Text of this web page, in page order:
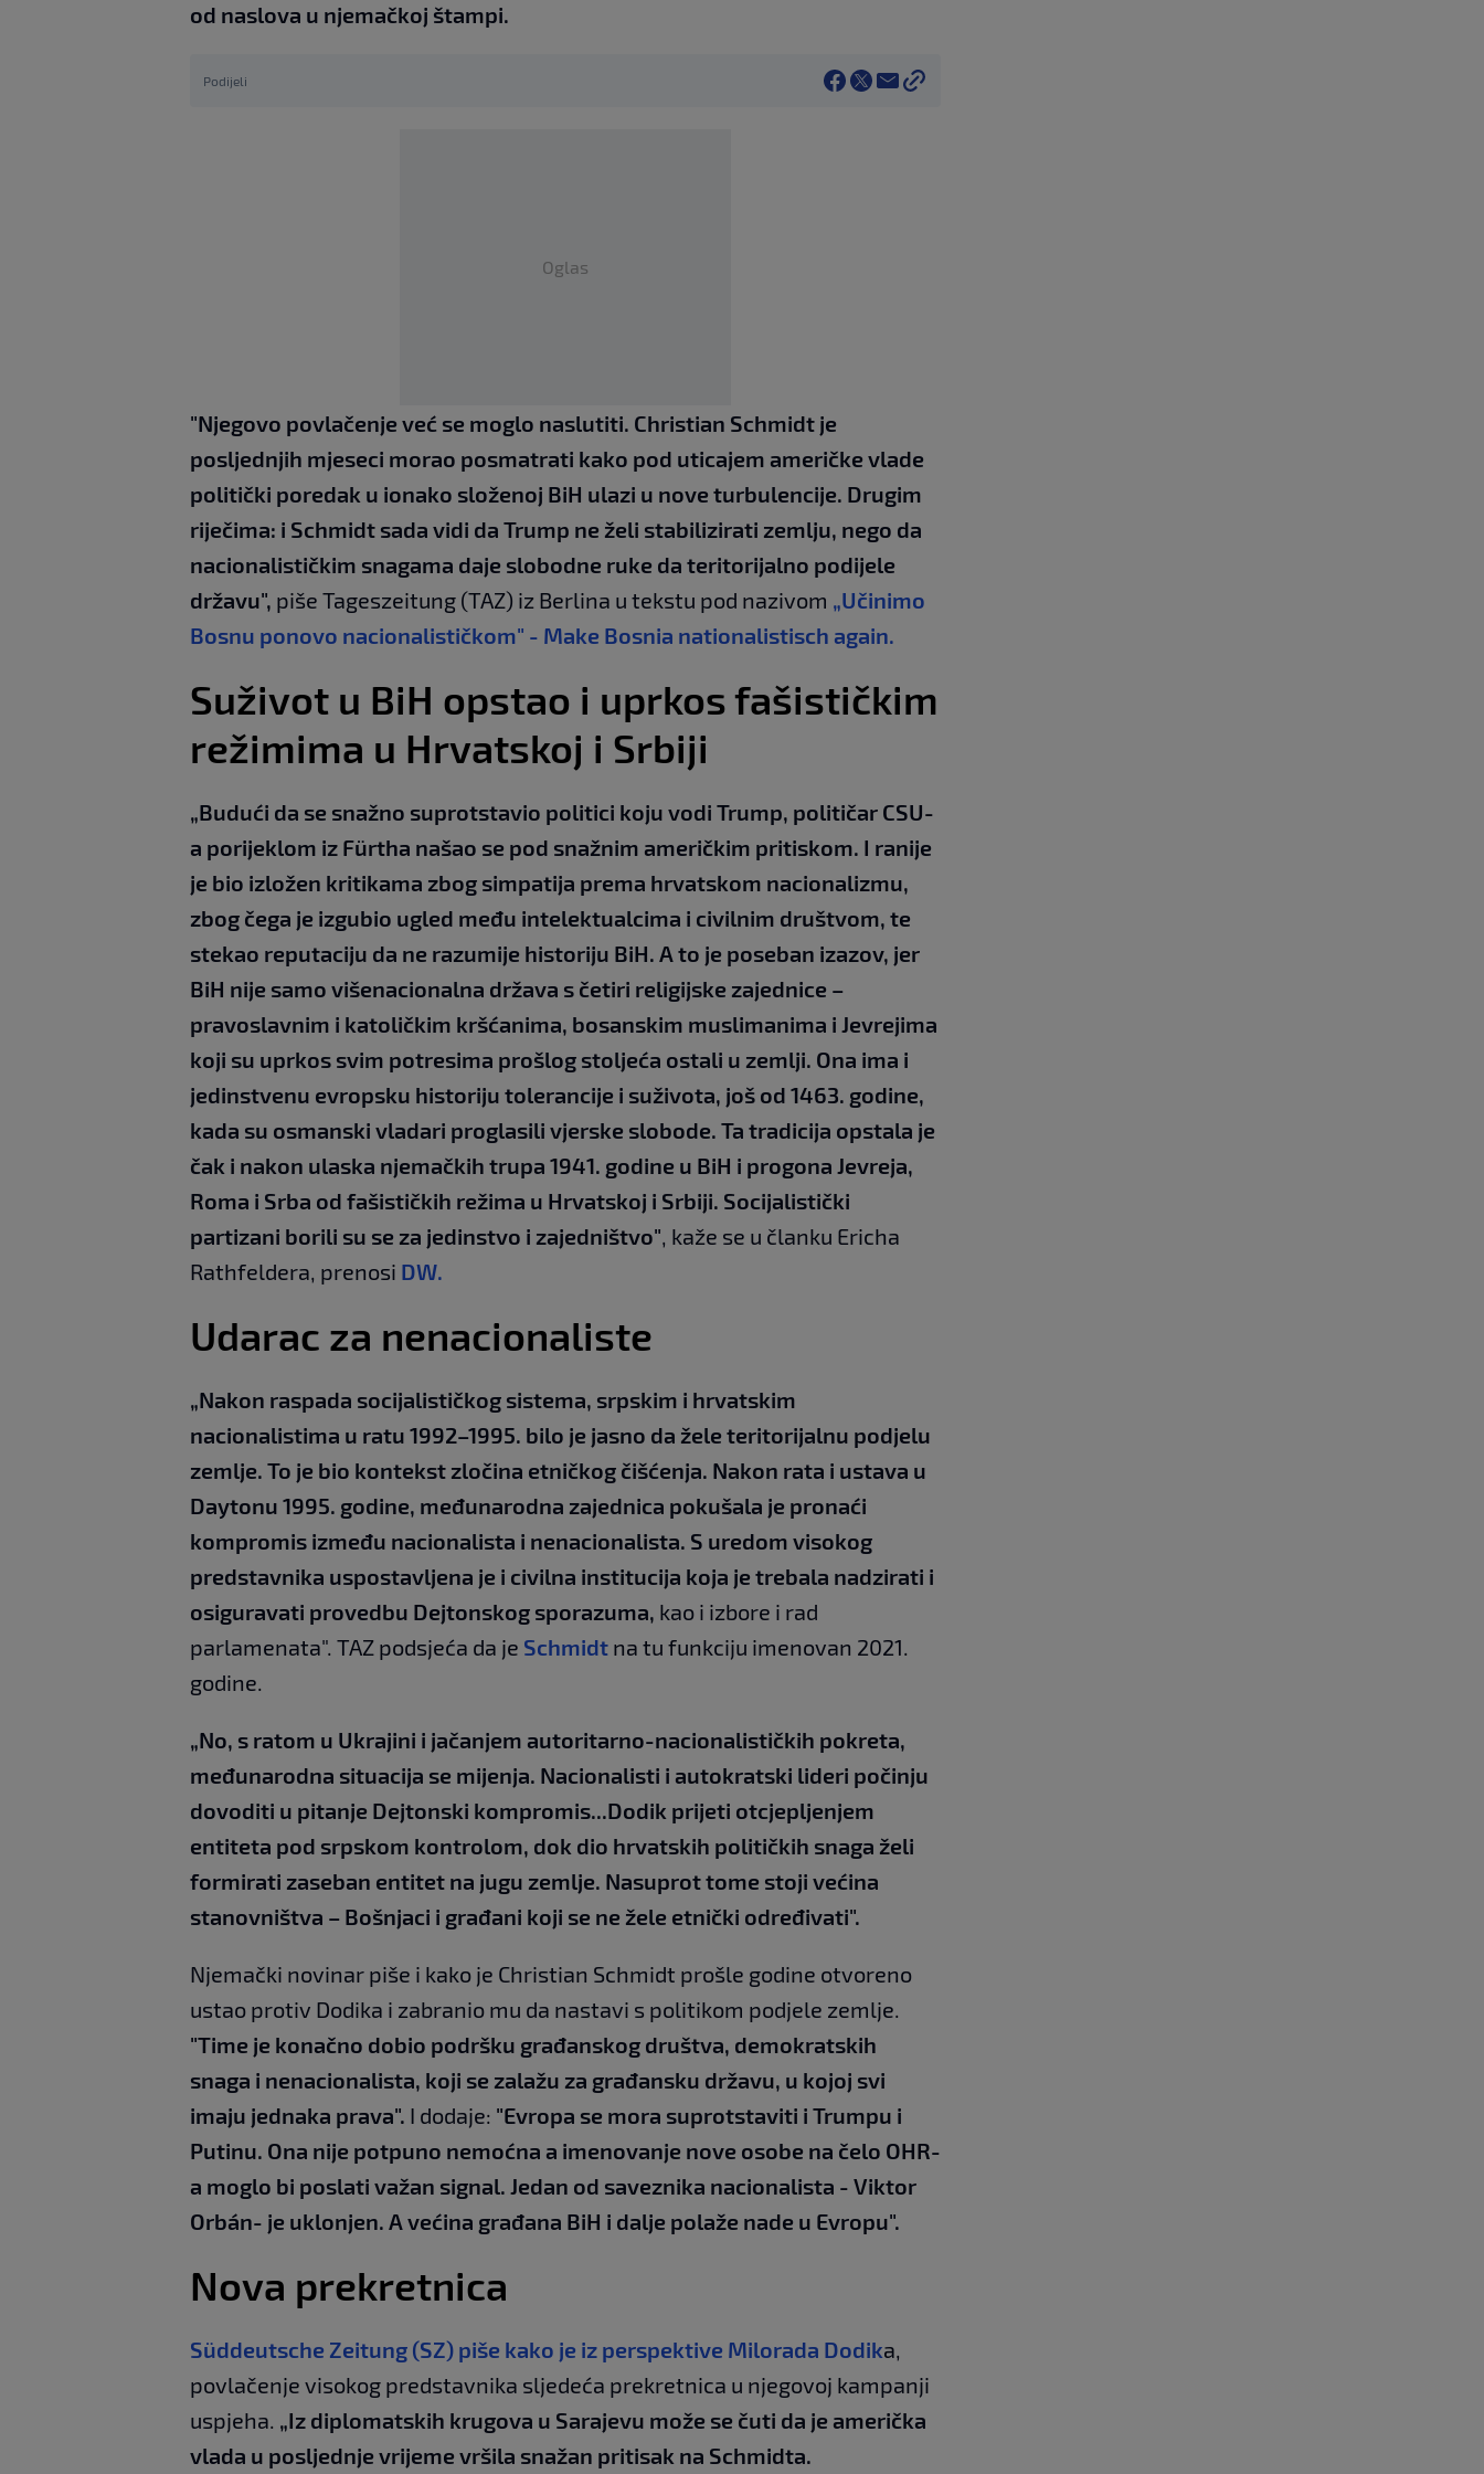
od naslova u njemačkoj štampi.
Podijeli
Oglas
"Njegovo povlačenje već se moglo naslutiti. Christian Schmidt je
posljednjih mjeseci morao posmatrati kako pod uticajem američke vlade
politički poredak u ionako složenoj BiH ulazi u nove turbulencije. Drugim
riječima: i Schmidt sada vidi da Trump ne želi stabilizirati zemlju, nego da
nacionalističkim snagama daje slobodne ruke da teritorijalno podijele
državu", piše Tageszeitung (TAZ) iz Berlina u tekstu pod nazivom „Učinimo
Bosnu ponovo nacionalističkom" - Make Bosnia nationalistisch again.
Suživot u BiH opstao i uprkos fašističkim
režimima u Hrvatskoj i Srbiji
„Budući da se snažno suprotstavio politici koju vodi Trump, političar CSU-
a porijeklom iz Fürtha našao se pod snažnim američkim pritiskom. I ranije
je bio izložen kritikama zbog simpatija prema hrvatskom nacionalizmu,
zbog čega je izgubio ugled među intelektualcima i civilnim društvom, te
stekao reputaciju da ne razumije historiju BiH. A to je poseban izazov, jer
BiH nije samo višenacionalna država s četiri religijske zajednice –
pravoslavnim i katoličkim kršćanima, bosanskim muslimanima i Jevrejima
koji su uprkos svim potresima prošlog stoljeća ostali u zemlji. Ona ima i
jedinstvenu evropsku historiju tolerancije i suživota, još od 1463. godine,
kada su osmanski vladari proglasili vjerske slobode. Ta tradicija opstala je
čak i nakon ulaska njemačkih trupa 1941. godine u BiH i progona Jevreja,
Roma i Srba od fašističkih režima u Hrvatskoj i Srbiji. Socijalistički
partizani borili su se za jedinstvo i zajedništvo", kaže se u članku Ericha
Rathfeldera, prenosi DW.
Udarac za nenacionaliste
„Nakon raspada socijalističkog sistema, srpskim i hrvatskim
nacionalistima u ratu 1992–1995. bilo je jasno da žele teritorijalnu podjelu
zemlje. To je bio kontekst zločina etničkog čišćenja. Nakon rata i ustava u
Daytonu 1995. godine, međunarodna zajednica pokušala je pronaći
kompromis između nacionalista i nenacionalista. S uredom visokog
predstavnika uspostavljena je i civilna institucija koja je trebala nadzirati i
osiguravati provedbu Dejtonskog sporazuma, kao i izbore i rad
parlamenata". TAZ podsjeća da je Schmidt na tu funkciju imenovan 2021.
godine.
„No, s ratom u Ukrajini i jačanjem autoritarno-nacionalističkih pokreta,
međunarodna situacija se mijenja. Nacionalisti i autokratski lideri počinju
dovoditi u pitanje Dejtonski kompromis...Dodik prijeti otcjepljenjem
entiteta pod srpskom kontrolom, dok dio hrvatskih političkih snaga želi
formirati zaseban entitet na jugu zemlje. Nasuprot tome stoji većina
stanovništva – Bošnjaci i građani koji se ne žele etnički određivati".
Njemački novinar piše i kako je Christian Schmidt prošle godine otvoreno
ustao protiv Dodika i zabranio mu da nastavi s politikom podjele zemlje.
"Time je konačno dobio podršku građanskog društva, demokratskih
snaga i nenacionalista, koji se zalažu za građansku državu, u kojoj svi
imaju jednaka prava". I dodaje: "Evropa se mora suprotstaviti i Trumpu i
Putinu. Ona nije potpuno nemoćna a imenovanje nove osobe na čelo OHR-
a moglo bi poslati važan signal. Jedan od saveznika nacionalista - Viktor
Orbán- je uklonjen. A većina građana BiH i dalje polaže nade u Evropu".
Nova prekretnica
Süddeutsche Zeitung (SZ) piše kako je iz perspektive Milorada Dodika,
povlačenje visokog predstavnika sljedeća prekretnica u njegovoj kampanji
uspjeha. „Iz diplomatskih krugova u Sarajevu može se čuti da je američka
vlada u posljednje vrijeme vršila snažan pritisak na Schmidta.